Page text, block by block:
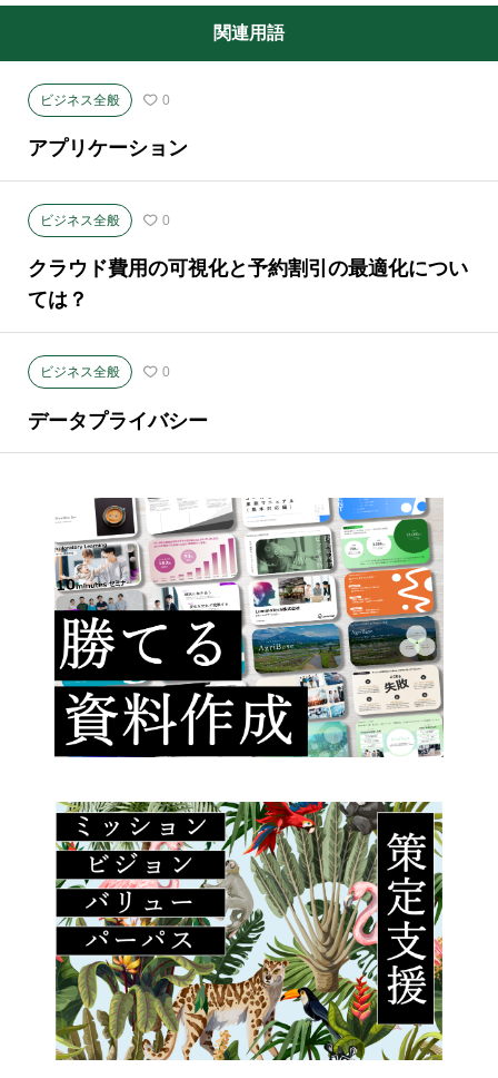
関連用語
ビジネス全般 0
アプリケーション
ビジネス全般 0
クラウド費用の可視化と予約割引の最適化につい
ては？
ビジネス全般 0
データプライバシー